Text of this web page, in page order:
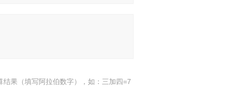
结果（填写阿拉伯数字），如：三加四=7